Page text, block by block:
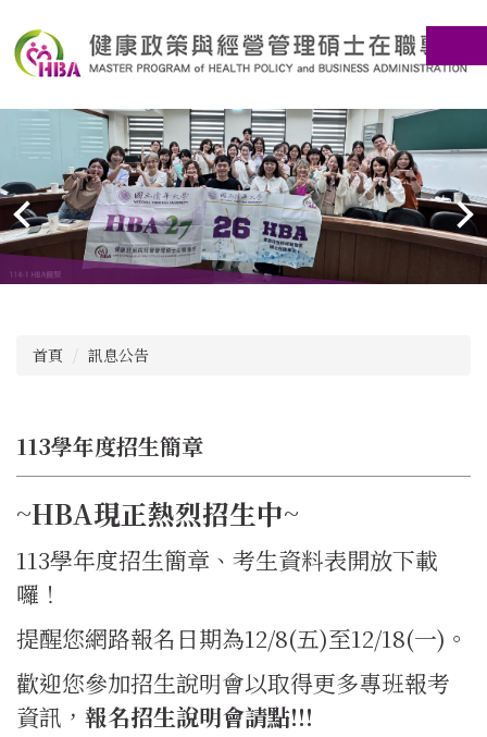
到
主
內
首頁 訊息公告
113學年度招生簡章
~HBA現正熱烈招生中~
113學年度招生簡章、考生資料表開放下載
囉！
提醒您網路報名日期為12/8(五)至12/18(一)。
歡迎您參加招生說明會以取得更多專班報考
資訊， 報名招生說明會請點!!!